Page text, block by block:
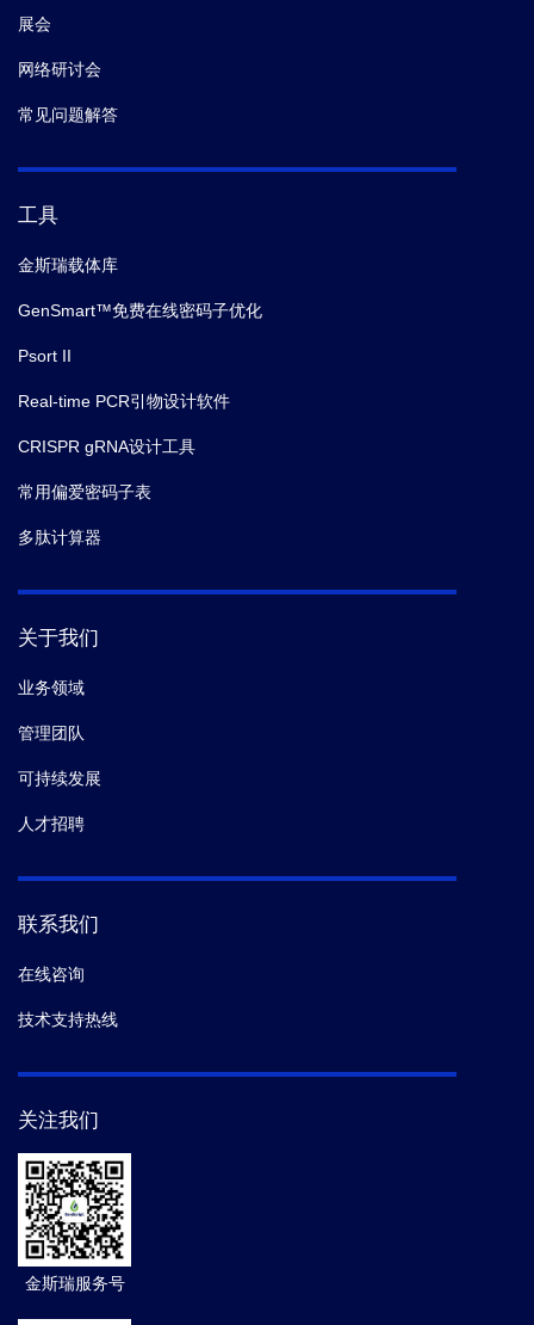
展会
网络研讨会
常见问题解答
工具
金斯瑞载体库
GenSmart™免费在线密码子优化
Psort II
Real-time PCR引物设计软件
CRISPR gRNA设计工具
常用偏爱密码子表
多肽计算器
关于我们
业务领域
管理团队
可持续发展
人才招聘
联系我们
在线咨询
技术支持热线
关注我们
金斯瑞服务号